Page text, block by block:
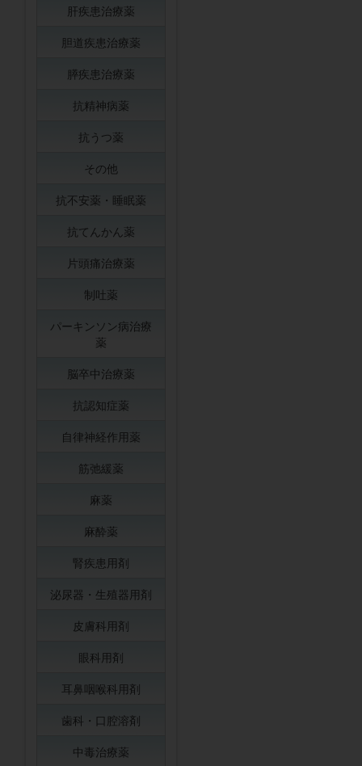
肝疾患治療薬
胆道疾患治療薬
膵疾患治療薬
抗精神病薬
抗うつ薬
その他
抗不安薬・睡眠薬
抗てんかん薬
片頭痛治療薬
制吐薬
パーキンソン病治療
薬
脳卒中治療薬
抗認知症薬
自律神経作用薬
筋弛緩薬
麻薬
麻酔薬
腎疾患用剤
泌尿器・生殖器用剤
皮膚科用剤
眼科用剤
耳鼻咽喉科用剤
歯科・口腔溶剤
中毒治療薬